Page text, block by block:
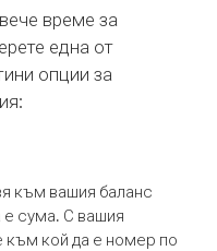
време за
една от
опции за
към вашия баланс
е сума. С вашия
към кой да е номер по